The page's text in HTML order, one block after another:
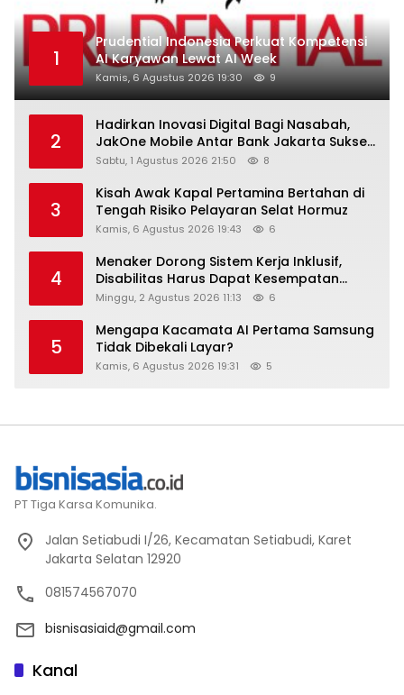
1
Prudential Indonesia Perkuat Kompetensi
AI Karyawan Lewat AI Week
Kamis, 6 Agustus 2026 19:30 9
2
Hadirkan Inovasi Digital Bagi Nasabah,
JakOne Mobile Antar Bank Jakarta Sukses
Raih Digital Excellence Awards 2026
Sabtu, 1 Agustus 2026 21:50 8
3
Kisah Awak Kapal Pertamina Bertahan di
Tengah Risiko Pelayaran Selat Hormuz
Kamis, 6 Agustus 2026 19:43 6
4
Menaker Dorong Sistem Kerja Inklusif,
Disabilitas Harus Dapat Kesempatan
Setara
Minggu, 2 Agustus 2026 11:13 6
5
Mengapa Kacamata AI Pertama Samsung
Tidak Dibekali Layar?
Kamis, 6 Agustus 2026 19:31 5
PT Tiga Karsa Komunika.
Jalan Setiabudi I/26, Kecamatan Setiabudi, Karet
Jakarta Selatan 12920
081574567070
bisnisasiaid@gmail.com
Kanal